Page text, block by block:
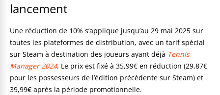
lancement
Une réduction de 10% s’applique jusqu’au 29 mai 2025 sur
toutes les plateformes de distribution, avec un tarif spécial
sur Steam à destination des joueurs ayant déjà Tennis
Manager 2024. Le prix est fixé à 35,99€ en réduction (29,87€
pour les possesseurs de l’édition précédente sur Steam) et
39,99€ après la période promotionnelle.